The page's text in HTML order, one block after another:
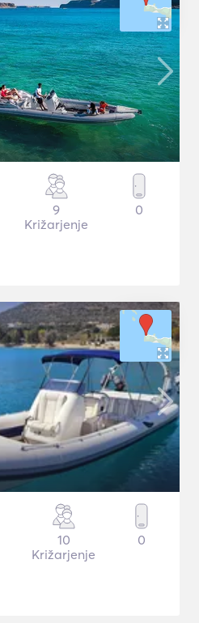
9
Križarjenje
0
10
Križarjenje
0